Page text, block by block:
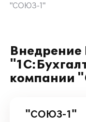
"СОЮЗ-1"
компании
"СОЮЗ-1"